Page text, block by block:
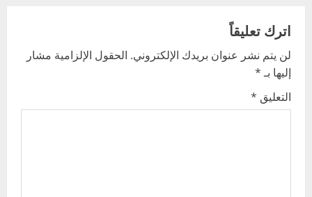
a
v
i
اترك تعليقاً
لن يتم نشر عنوان بريدك الإلكتروني. الحقول الإلزامية مشار
إليها بـ*
التعليق *